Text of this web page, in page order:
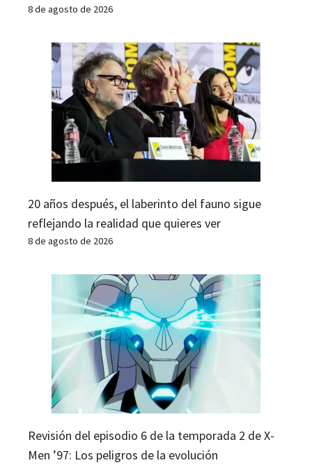
8 de agosto de 2026
20 años después, el laberinto del fauno sigue
reflejando la realidad que quieres ver
8 de agosto de 2026
Revisión del episodio 6 de la temporada 2 de X-
Men ’97: Los peligros de la evolución